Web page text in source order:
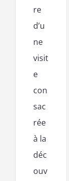
re
d’u
ne
visit
e
con
sac
rée
à la
déc
ouv